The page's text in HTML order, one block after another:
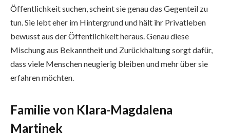
Öffentlichkeit suchen, scheint sie genau das Gegenteil zu
tun. Sie lebt eher im Hintergrund und hält ihr Privatleben
bewusst aus der Öffentlichkeit heraus. Genau diese
Mischung aus Bekanntheit und Zurückhaltung sorgt dafür,
dass viele Menschen neugierig bleiben und mehr über sie
erfahren möchten.
Familie von Klara-Magdalena
Martinek